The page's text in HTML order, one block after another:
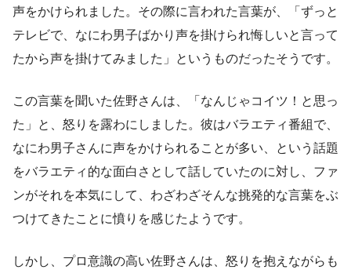
声をかけられました。その際に言われた言葉が、「ずっと
テレビで、なにわ男子ばかり声を掛けられ悔しいと言って
たから声を掛けてみました」というものだったそうです。
この言葉を聞いた佐野さんは、「なんじゃコイツ！と思っ
た」と、怒りを露わにしました。彼はバラエティ番組で、
なにわ男子さんに声をかけられることが多い、という話題
をバラエティ的な面白さとして話していたのに対し、ファ
ンがそれを本気にして、わざわざそんな挑発的な言葉をぶ
つけてきたことに憤りを感じたようです。
しかし、プロ意識の高い佐野さんは、怒りを抱えながらも